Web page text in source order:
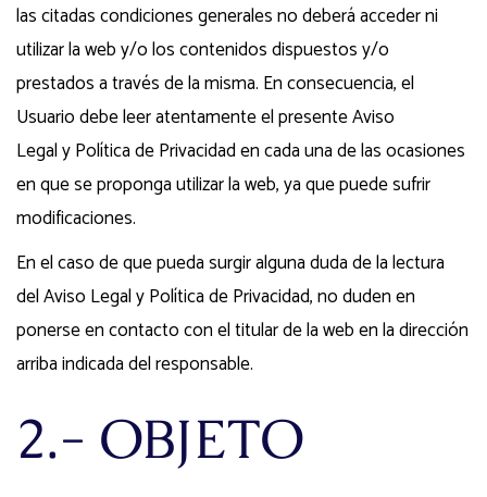
las citadas condiciones generales no deberá acceder ni
utilizar la web y/o los contenidos dispuestos y/o
prestados a través de la misma. En consecuencia, el
Usuario debe leer atentamente el presente Aviso
Legal y Política de Privacidad en cada una de las ocasiones
en que se proponga utilizar la web, ya que puede sufrir
modificaciones.
En el caso de que pueda surgir alguna duda de la lectura
del Aviso Legal y Política de Privacidad, no duden en
ponerse en contacto con el titular de la web en la dirección
arriba indicada del responsable.
2.- OBJETO